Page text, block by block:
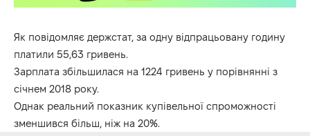
Як повідомляє держстат, за одну відпрацьовану годину
платили 55,63 гривень.
Зарплата збільшилася на 1224 гривень у порівнянні з
січнем 2018 року.
Однак реальний показник купівельної спроможності
зменшився більш, ніж на 20%.